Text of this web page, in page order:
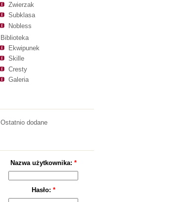
Zwierzak
Subklasa
Nobless
Biblioteka
Ekwipunek
Skille
Cresty
Galeria
Ostatnio dodane
Nazwa użytkownika: *
Hasło: *